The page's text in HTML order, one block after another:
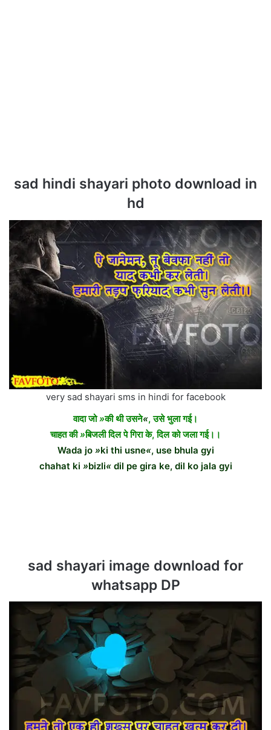
sad hindi shayari photo download in
hd
very sad shayari sms in hindi for facebook
वादा जो»की थी उसने«, उसे भुला गई।
चाहत की»बिजली दिल पे गिरा के, दिल को जला गई।।
Wada jo »ki thi usne«, use bhula gyi
chahat ki »bizli«dil pe gira ke, dil ko jala gyi
sad shayari image download for
whatsapp DP